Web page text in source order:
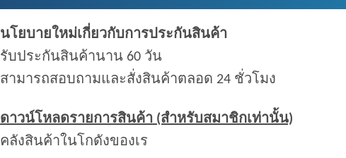
นโยบายใหม่เกี่ยวกับการประกันสินค้า
รับประกันสินค้านาน 60 วัน
สามารถสอบถามและสั่งสินค้าตลอด 24 ชั่วโมง
ดาวน์โหลดรายการสินค้า (สำหรับสมาชิกเท่านั้น)
คลังสินค้าในโกดังของเร